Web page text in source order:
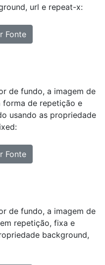
url e repeat-x:
Fonte
de fundo, a imagem de
forma de repetição e
usando as propriedade
Fonte
de fundo, a imagem de
repetição, fixa e
background,